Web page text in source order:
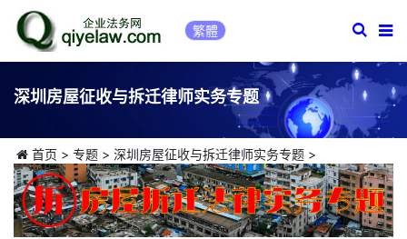
繁體
深圳房屋征收与拆迁律师实务专题
首页 > 专题> 深圳房屋征收与拆迁律师实务专题>